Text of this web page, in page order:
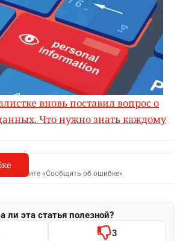
вновь поставил вопрос о
Что нужно знать каждому
и нажмите «Сообщить об ошибке»
ли эта статья полезной?
3